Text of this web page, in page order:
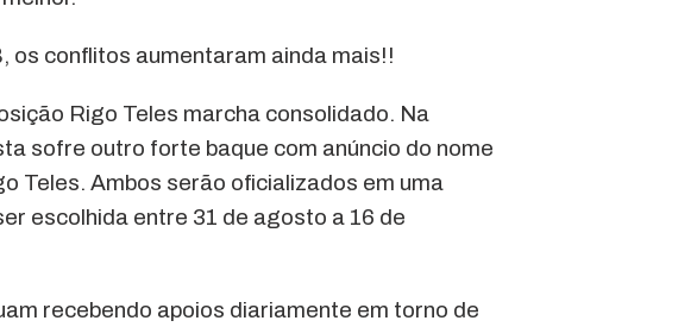
os conflitos aumentaram ainda mais!!
Rigo Teles marcha consolidado. Na
sofre outro forte baque com anúncio do nome
Teles. Ambos serão oficializados em uma
escolhida entre 31 de agosto a 16 de
recebendo apoios diariamente em torno de